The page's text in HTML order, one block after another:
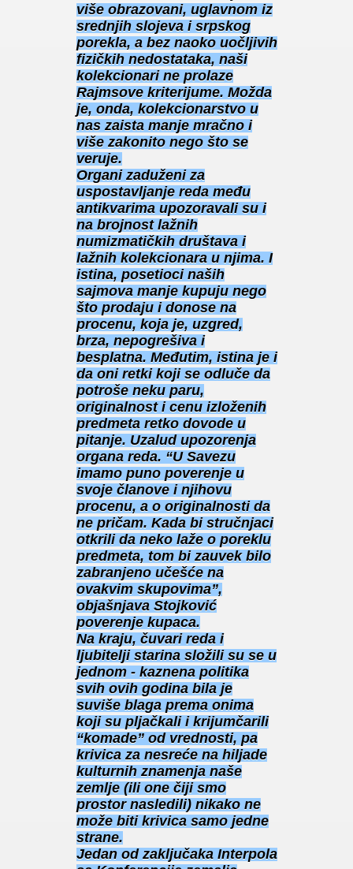
više obrazovani, uglavnom iz
srednjih slojeva i srpskog
porekla, a bez naoko uočljivih
fizičkih nedostataka, naši
kolekcionari ne prolaze
Rajmsove kriterijume. Možda
je, onda, kolekcionarstvo u
nas zaista manje mračno i
više zakonito nego što se
veruje.
Organi zaduženi za
uspostavljanje reda među
antikvarima upozoravali su i
na brojnost lažnih
numizmatičkih društava i
lažnih kolekcionara u njima. I
istina, posetioci naših
sajmova manje kupuju nego
što prodaju i donose na
procenu, koja je, uzgred,
brza, nepogrešiva i
besplatna. Međutim, istina je i
da oni retki koji se odluče da
potroše neku paru,
originalnost i cenu izloženih
predmeta retko dovode u
pitanje. Uzalud upozorenja
organa reda. “U Savezu
imamo puno poverenje u
svoje članove i njihovu
procenu, a o originalnosti da
ne pričam. Kada bi stručnjaci
otkrili da neko laže o poreklu
predmeta, tom bi zauvek bilo
zabranjeno učešće na
ovakvim skupovima”,
objašnjava Stojković
poverenje kupaca.
Na kraju, čuvari reda i
ljubitelji starina složili su se u
jednom - kaznena politika
svih ovih godina bila je
suviše blaga prema onima
koji su pljačkali i krijumčarili
“komade” od vrednosti, pa
krivica za nesreće na hiljade
kulturnih znamenja naše
zemlje (ili one čiji smo
prostor nasledili) nikako ne
može biti krivica samo jedne
strane.
Jedan od zaključaka Interpola